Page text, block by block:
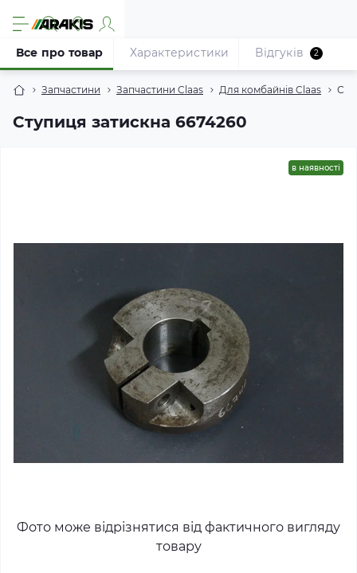
Запчастини Запчастини Claas Для комбайнів Claas
Ступиця затискна 6674260
Все про товар Характеристики Відгуків 2
в наявності
Фото може відрізнятися від фактичного вигляду
товару